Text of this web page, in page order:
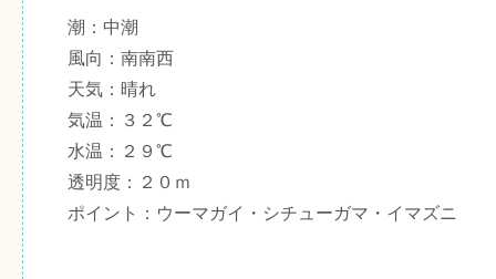
潮：中潮
風向：南南西
天気：晴れ
気温：３２℃
水温：２９℃
透明度：２０ｍ
ポイント：ウーマガイ・シチューガマ・イマズニ